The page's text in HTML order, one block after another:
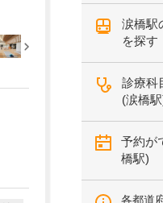
涙橋駅
を探す
診療科
(涙橋
予約が
橋駅)
各都道